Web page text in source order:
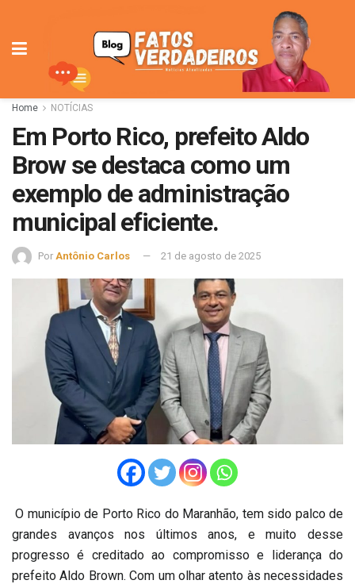
Home NOTÍCIAS
Em Porto Rico, prefeito Aldo
Brow se destaca como um
exemplo de administração
municipal eficiente.
Por Antônio Carlos 21 de agosto de 2025
O município de Porto Rico do Maranhão, tem sido palco de
grandes avanços nos últimos anos, e muito desse
progresso é creditado ao compromisso e liderança do
prefeito Aldo Brown. Com um olhar atento às necessidades